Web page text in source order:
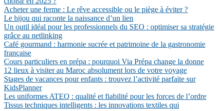
Acheter une ferme : Le rêve accessible ou le piège à éviter ?
Le bijou qui raconte la naissance d’un lien
Un outil idéal pour les professionnels du SEO : optimiser sa stratégie
grâce au netlinking
Café gourmand : harmonie sucrée et patrimoine de la gastronomie
française
Cours particuliers en prépa : pourquoi Via Prépa change la donne
12 lieux à visiter au Maroc absolument lors de votre voyage
Stages de vacances pour enfants : trouvez l’activité parfaite sur
KidsPlanner
Les uniformes ATEQ : qualité et fiabilité pour les forces de l’ordre
Tissus techniques intelligents : les innovations textiles qui